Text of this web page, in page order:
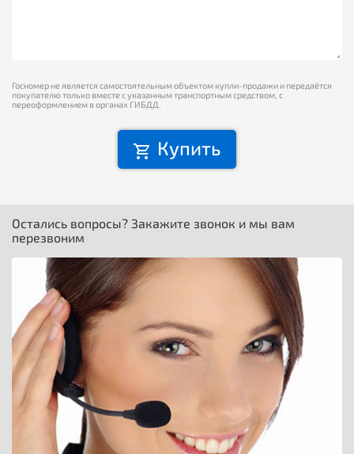
Госномер не является самостоятельным объектом купли-продажи и передаётся
покупателю только вместе с указанным транспортным средством, с
переоформлением в органах ГИБДД.
Купить
Остались вопросы? Закажите звонок и мы вам
перезвоним